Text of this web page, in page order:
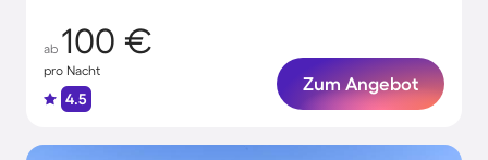
ab 100 €
pro Nacht
4.5
Zum Angebot